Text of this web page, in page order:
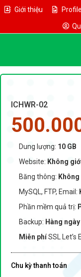
Giới thiệu Profile
ICHWR-02
Dung lượng: 10 GB
Website: Không
Băng thông:
MySQL, FTP, Email:
Phần mềm quả trị:
Backup: Hàng ngày
Miễn phíSSL Let’s
Chu kỳ thanh toán